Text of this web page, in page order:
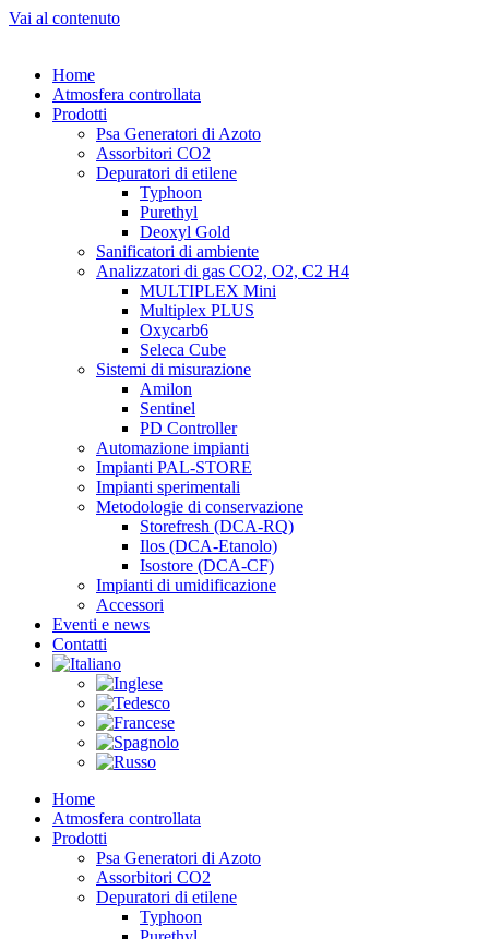
Vai al contenuto
Home
Atmosfera controllata
Prodotti
Psa Generatori di Azoto
Assorbitori CO2
Depuratori di etilene
Typhoon
Purethyl
Deoxyl Gold
Sanificatori di ambiente
Analizzatori di gas CO2, O2, C2 H4
MULTIPLEX Mini
Multiplex PLUS
Oxycarb6
Seleca Cube
Sistemi di misurazione
Amilon
Sentinel
PD Controller
Automazione impianti
Impianti PAL-STORE
Impianti sperimentali
Metodologie di conservazione
Storefresh (DCA-RQ)
Ilos (DCA-Etanolo)
Isostore (DCA-CF)
Impianti di umidificazione
Accessori
Eventi e news
Contatti
Home
Atmosfera controllata
Prodotti
Psa Generatori di Azoto
Assorbitori CO2
Depuratori di etilene
Typhoon